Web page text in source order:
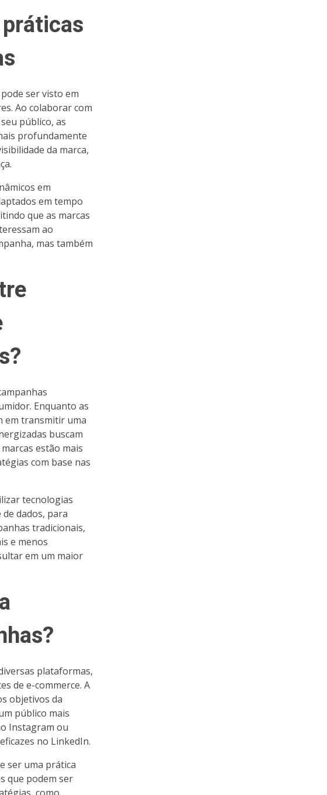
ser visto em
Ao colaborar com
público, as
profundamente
da marca,
em
em tempo
que as marcas
ao
mas também
Enquanto as
em transmitir uma
buscam
estão mais
com base nas
tecnologias
dados, para
tradicionais,
e menos
em um maior
plataformas,
de e-commerce. A
objetivos da
público mais
Instagram ou
no LinkedIn.
ser uma prática
que podem ser